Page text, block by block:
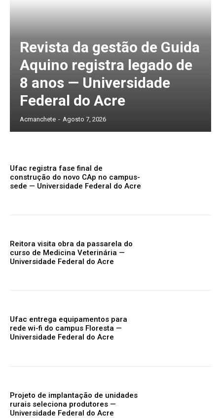
Revista da gestão de Guida
Aquino registra legado de
8 anos — Universidade
Federal do Acre
Acmanchete - Agosto 7, 2026
Ufac registra fase final de
construção do novo CAp no campus-
sede — Universidade Federal do Acre
Reitora visita obra da passarela do
curso de Medicina Veterinária —
Universidade Federal do Acre
Ufac entrega equipamentos para
rede wi-fi do campus Floresta —
Universidade Federal do Acre
Projeto de implantação de unidades
rurais seleciona produtores —
Universidade Federal do Acre